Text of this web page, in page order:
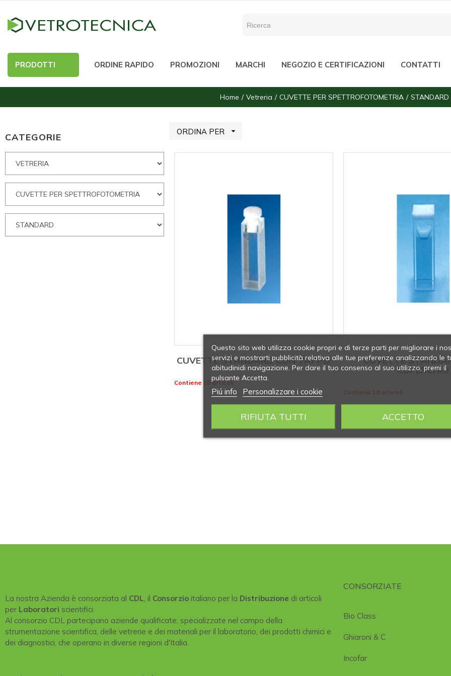
PRODOTTI ORDINE RAPIDO PROMOZIONI MARCHI NEGOZIO E CERTIFICAZIONI CONTATTI
Home Vetreria CUVETTE PER SPETTROFOTOMETRIA STANDARD
CATEGORIE ORDINA PER 
CUVETTE STANDARD CON TAPPO
Contiene 10 articoli
CUVETTE
COPERCHIO
Contiene 10 articoli
La nostra Azienda è consorziata al CDL, il Consorzio italiano per la Distribuzione di articoli
per Laboratori scientifici.
Al consorzio CDL partecipano aziende qualificate, specializzate nel campo della
strumentazione scientifica, delle vetrerie e dei materiali per il laboratorio, dei prodotti chimici e
dei diagnostici, che operano in diverse regioni d'Italia.
CONSORZIATE
Bio Class
Ghiaroni & C
Incofar
Questo sito web utilizza cookie propri e di terze parti per migliorare i
servizi e mostrarti pubblicità relativa alle tue preferenze analizzando le
abitudinidi navigazione. Per dare il tuo consenso al suo utilizzo, premi il
pulsante Accetta.
Piú info Personalizzare i cookie
RIFIUTA TUTTI ACCETTO